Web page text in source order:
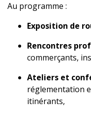
Au programme :
Exposition de
Rencontres
commerçants,
Ateliers et
réglementation
itinérants,